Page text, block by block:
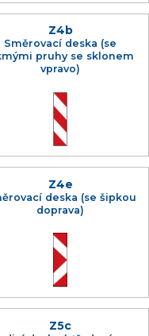
Z4b
Směrovací deska (se
pruhy se sklonem
vpravo)
Z4e
deska (se šipkou
doprava)
Z5c